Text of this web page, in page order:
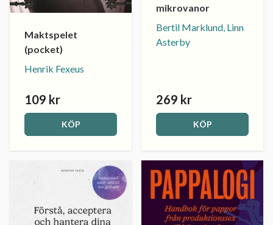
Maktspelet
(pocket)
Henrik Fexeus
109 kr
KÖP
mikrovanor
Bertil Marklund, Linn
Asterby
269 kr
KÖP